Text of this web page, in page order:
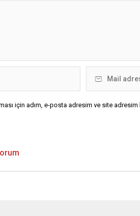
için adım, e-posta adresim ve site adresim